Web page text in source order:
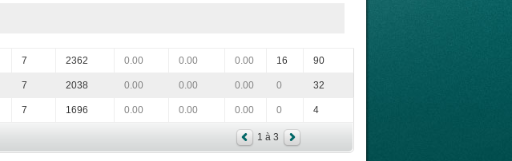
7 2362 0.00 0.00 0.00 16 90
7 2038 0.00 0.00 0.00 0 32
7 1696 0.00 0.00 0.00 0 4
1 à 3